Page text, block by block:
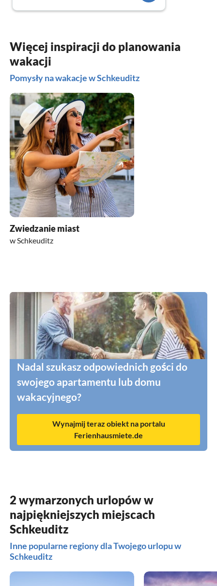
Więcej inspiracji do planowania
wakacji
Pomysły na wakacje w Schkeuditz
Zwiedzanie miast
w Schkeuditz
Nadal szukasz odpowiednich gości do
swojego apartamentu lub domu
wakacyjnego?
Wynajmij teraz obiekt na portalu
Ferienhausmiete.de
2 wymarzonych urlopów w
najpiękniejszych miejscach
Schkeuditz
Inne popularne regiony dla Twojego urlopu w
Schkeuditz